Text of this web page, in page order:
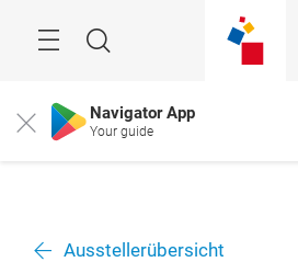
Suche
Close Navigator App
Your guide
Ausstellerübersicht